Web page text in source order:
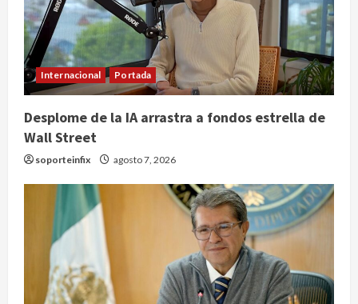
Internacional Portada
Desplome de la IA arrastra a fondos estrella de
Wall Street
soporteinfix agosto 7, 2026